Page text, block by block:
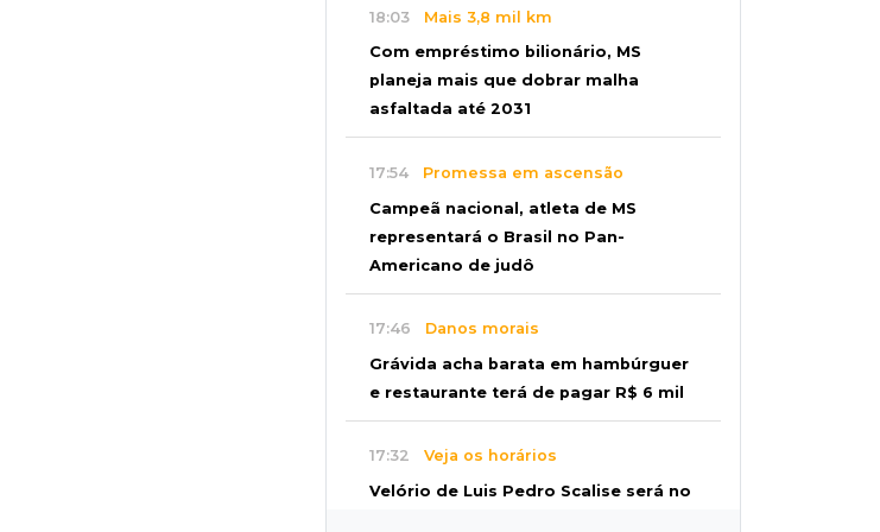
18:03 Mais 3,8 mil km
Com empréstimo bilionário, MS
planeja mais que dobrar malha
asfaltada até 2031
17:54 Promessa em ascensão
Campeã nacional, atleta de MS
representará o Brasil no Pan-
Americano de judô
17:46 Danos morais
Grávida acha barata em hambúrguer
e restaurante terá de pagar R$ 6 mil
17:32 Veja os horários
Velório de Luis Pedro Scalise será no